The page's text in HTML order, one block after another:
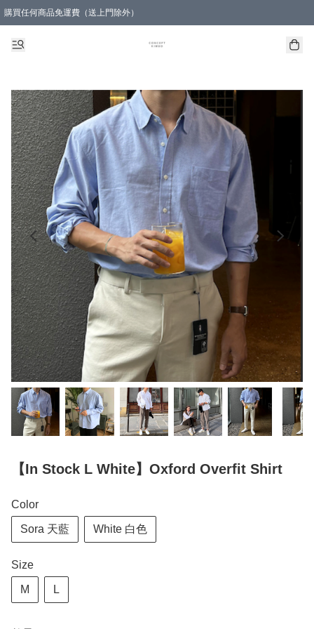
購買任何商品免運費（送上門除外）
【In Stock L White】Oxford Overfit Shirt
Color
Sora 天藍 White 白色
Size
M L